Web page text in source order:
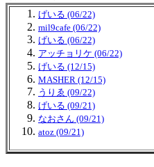
げいる (06/22)
mil9cafe (06/22)
げいる (06/22)
アッチョリケ (06/22)
げいる (12/15)
MASHER (12/15)
うりゑ (09/22)
げいる (09/21)
なおさん (09/21)
atoz (09/21)